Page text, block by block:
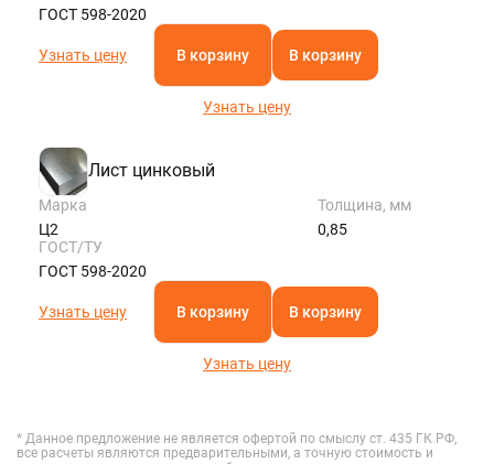
ГОСТ 598-2020
Узнать цену В корзину В корзину
Узнать цену
Лист цинковый
Марка
Ц2
Толщина, мм
0,85
ГОСТ/ТУ
ГОСТ 598-2020
Узнать цену В корзину В корзину
Узнать цену
* Данное предложение не является офертой по смыслу ст. 435 ГК РФ,
все расчеты являются предварительными, а точную стоимость и